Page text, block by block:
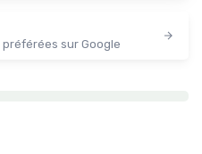
sur Google